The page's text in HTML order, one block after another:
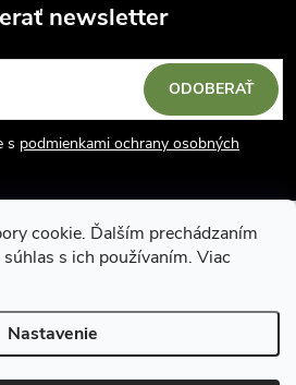
cookie. Ďalším prechádzaním
s ich používaním. Viac
Nastavenie
newsletter
s podmienkami ochrany osobných
ODOBERAŤ
SUN sport. Všetky práva vyhradené.